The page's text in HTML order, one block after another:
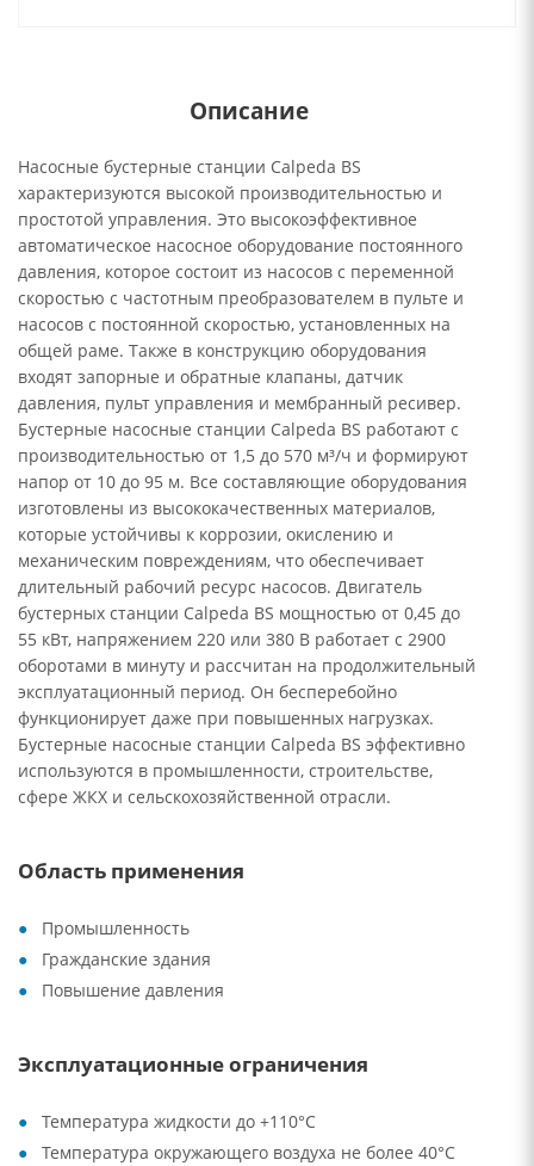
Описание
Насосные бустерные станции Calpeda BS
характеризуются высокой производительностью и
простотой управления. Это высокоэффективное
автоматическое насосное оборудование постоянного
давления, которое состоит из насосов с переменной
скоростью с частотным преобразователем в пульте и
насосов с постоянной скоростью, установленных на
общей раме. Также в конструкцию оборудования
входят запорные и обратные клапаны, датчик
давления, пульт управления и мембранный ресивер.
Бустерные насосные станции Calpeda BS работают с
производительностью от 1,5 до 570 м³/ч и формируют
напор от 10 до 95 м. Все составляющие оборудования
изготовлены из высококачественных материалов,
которые устойчивы к коррозии, окислению и
механическим повреждениям, что обеспечивает
длительный рабочий ресурс насосов. Двигатель
бустерных станции Calpeda BS мощностью от 0,45 до
55 кВт, напряжением 220 или 380 В работает с 2900
оборотами в минуту и рассчитан на продолжительный
эксплуатационный период. Он бесперебойно
функционирует даже при повышенных нагрузках.
Бустерные насосные станции Calpeda BS эффективно
используются в промышленности, строительстве,
сфере ЖКХ и сельскохозяйственной отрасли.
Область применения
Промышленность
Гражданские здания
Повышение давления
Эксплуатационные ограничения
Температура жидкости до +110°C
Температура окружающего воздуха не более 40°C